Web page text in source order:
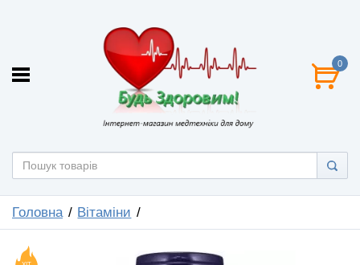
0
Головна Вітаміни